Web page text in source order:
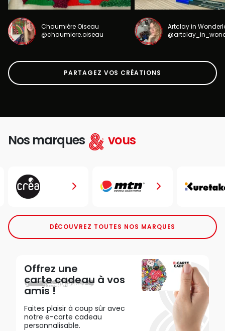
Chaumière Oiseau
@chaumiere.oiseau
Artclay in
PARTAGEZ VOS CRÉATIONS
Nos marques vous
DÉCOUVREZ TOUTES NOS MARQUES
Offrez une
carte cadeau à vos
amis !
Faites plaisir à coup sûr avec
notre e-carte cadeau
personnalisable.